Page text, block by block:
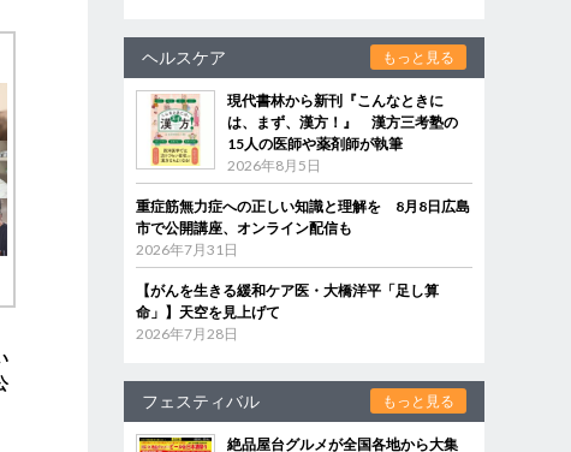
ヘルスケア もっと見る
現代書林から新刊『こんなときに
は、まず、漢方！』 漢方三考塾の
15人の医師や薬剤師が執筆
2026年8月5日
重症筋無力症への正しい知識と理解を 8月8日広島
市で公開講座、オンライン配信も
2026年7月31日
【がんを生きる緩和ケア医・大橋洋平「足し算
命」】天空を見上げて
2026年7月28日
フェスティバル もっと見る
絶品屋台グルメが全国各地から大集